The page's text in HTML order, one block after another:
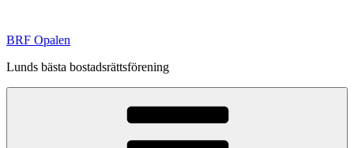
innehåll
BRF Opalen
Lunds bästa bostadsrättsförening